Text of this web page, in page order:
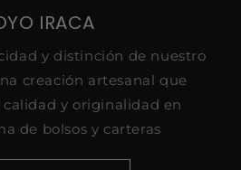
IRACA
y distinción de nuestro
creación artesanal que
calidad y originalidad en
de bolsos y carteras